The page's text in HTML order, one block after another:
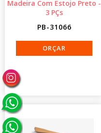
Madeira Com Estojo Preto -
3 PÇs
PB-31066